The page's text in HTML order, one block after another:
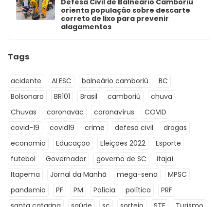
Defesa Civil de Balneário Camboriú
orienta população sobre descarte
correto de lixo para prevenir
alagamentos
Tags
acidente ALESC balneário camboriú
BC
Bolsonaro
BR101 Brasil camboriú
chuva
Chuvas
coronavac coronavírus
COVID
covid-19
covid19 crime defesa civil
drogas
economia
Educação Eleições 2022
Esporte
futebol
Governador governo de SC
itajaí
Itapema
Jornal da Manhã mega-sena
MPSC
pandemia
PF PM Polícia política
PRF